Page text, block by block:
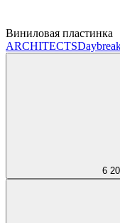
Виниловая пластинка
ARCHITECTS
6